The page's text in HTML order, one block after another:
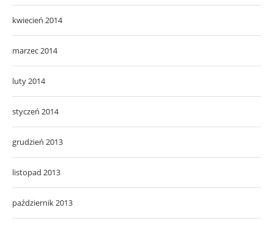
kwiecień 2014
marzec 2014
luty 2014
styczeń 2014
grudzień 2013
listopad 2013
październik 2013